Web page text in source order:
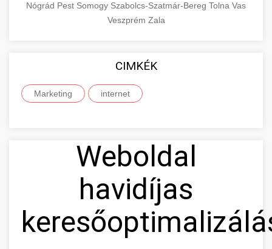
Nógrád Pest Somogy Szabolcs-Szatmár-Bereg Tolna Vas
Veszprém Zala
CIMKÉK
Marketing internet
Weboldal
havidíjas